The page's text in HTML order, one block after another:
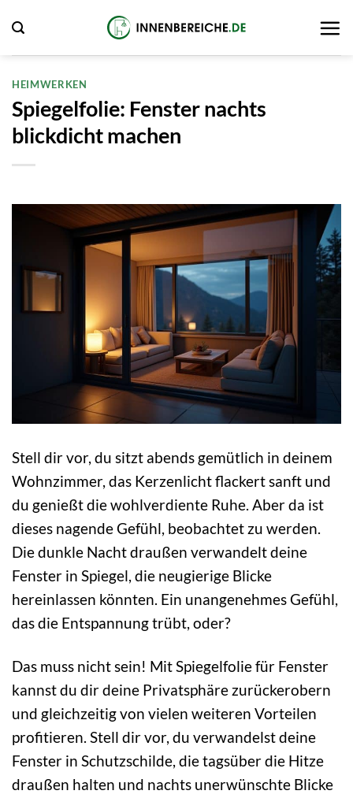
Inhalt
springen
HEIMWERKEN
Spiegelfolie: Fenster nachts
blickdicht machen
Stell dir vor, du sitzt abends gemütlich in deinem
Wohnzimmer, das Kerzenlicht flackert sanft und
du genießt die wohlverdiente Ruhe. Aber da ist
dieses nagende Gefühl, beobachtet zu werden.
Die dunkle Nacht draußen verwandelt deine
Fenster in Spiegel, die neugierige Blicke
hereinlassen könnten. Ein unangenehmes Gefühl,
das die Entspannung trübt, oder?
Das muss nicht sein! Mit Spiegelfolie für Fenster
kannst du dir deine Privatsphäre zurückerobern
und gleichzeitig von vielen weiteren Vorteilen
profitieren. Stell dir vor, du verwandelst deine
Fenster in Schutzschilde, die tagsüber die Hitze
draußen halten und nachts unerwünschte Blicke